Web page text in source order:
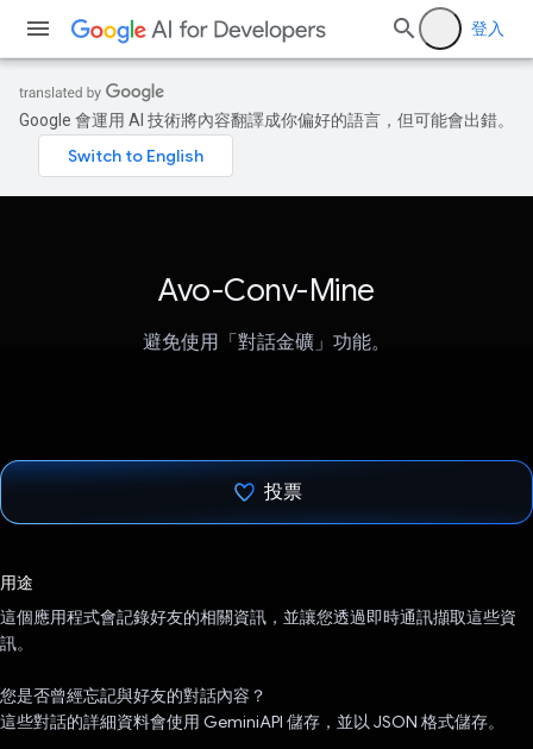
登入
Google 會運用 AI 技術將內容翻譯成你偏好的語言，但可能會出錯。
Avo-Conv-Mine
避免使用「對話金礦」功能。
投票
用途
這個應用程式會記錄好友的相關資訊，並讓您透過即時通訊擷取這些資
訊。
您是否曾經忘記與好友的對話內容？
這些對話的詳細資料會使用 GeminiAPI 儲存，並以 JSON 格式儲存。